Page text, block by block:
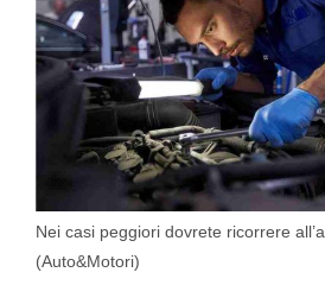
Nei casi peggiori dovrete ricorrere
(Auto&Motori)